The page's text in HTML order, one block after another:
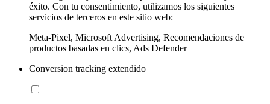
éxito. Con tu consentimiento, utilizamos los siguientes
servicios de terceros en este sitio web:
Meta-Pixel, Microsoft Advertising, Recomendaciones de
productos basadas en clics, Ads Defender
Conversion tracking extendido